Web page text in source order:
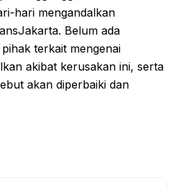
hari mengandalkan
Belum ada
terkait mengenai
akibat kerusakan ini, serta
akan diperbaiki dan